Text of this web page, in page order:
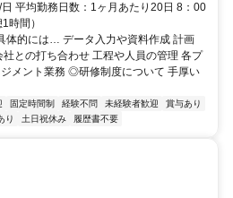
平均勤務日数：1ヶ月あたり20日 8：00
時間）
体的には… データ入力や資料作成 計画
との打ち合わせ 工程や人員の管理 各プ
メント業務 ◎研修制度について 手厚い
固定時間制 経験不問 未経験者歓迎
賞与あり
り 土日祝休み 履歴書不要